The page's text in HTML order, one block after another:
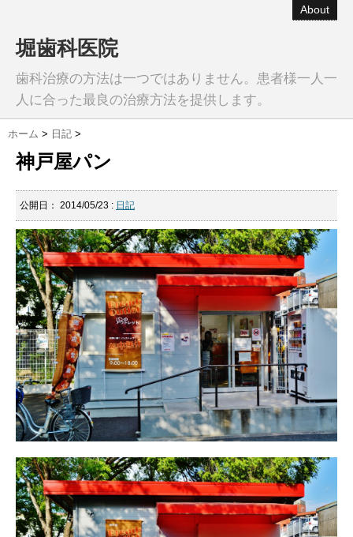
About
堀歯科医院
歯科治療の方法は一つではありません。患者様一人一
人に合った最良の治療方法を提供します。
ホーム > 日記 >
神戸屋パン
公開日： 2014/05/23 : 日記